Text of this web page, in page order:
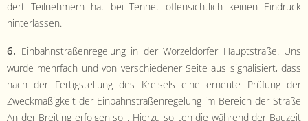
dert Teil­nehmern hat bei Ten­net offen­sichtlich keinen Ein­druck
hinterlassen.
6. Ein­bahn­straßen­regelung in der Worzel­dor­fer Haupt­straße. Uns
wurde mehrfach und von ver­schieden­er Seite aus sig­nal­isiert, dass
nach der Fer­tig­stel­lung des Kreisels eine erneute Prü­fung der
Zweck­mäßigkeit der Ein­bahn­straßen­regelung im Bere­ich der Straße
An der Bre­it­ing erfol­gen soll. Hierzu soll­ten die während der Bauzeit